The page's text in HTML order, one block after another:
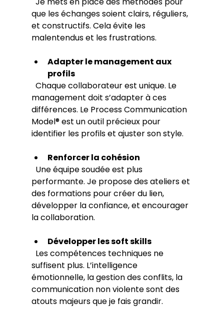
que les échanges soient clairs, réguliers,
et constructifs. Cela évite les
malentendus et les frustrations.
Adapter le management aux
profils
management doit s’adapter à ces
différences. Le Process Communication
Model® est un outil précieux pour
identifier les profils et ajuster son style.
Renforcer la cohésion
performante. Je propose des ateliers et
des formations pour créer du lien,
développer la confiance, et encourager
la collaboration.
Développer les soft skills
suffisent plus. L’intelligence
émotionnelle, la gestion des conflits, la
communication non violente sont des
atouts majeurs que je fais grandir.